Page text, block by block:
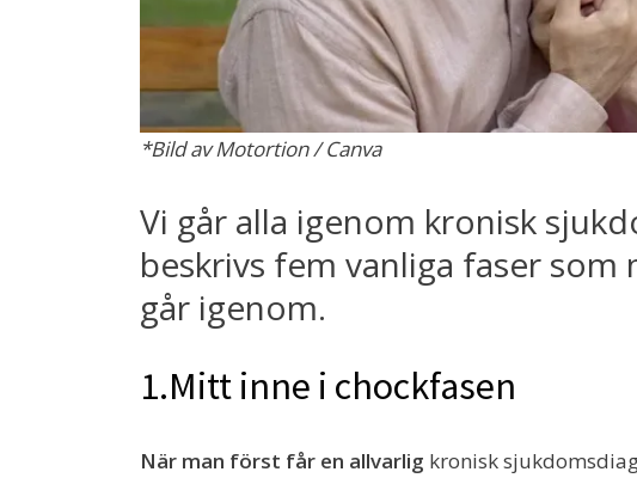
*Bild av Motortion / Canva
Vi går alla igenom kronisk
beskrivs fem vanliga faser som
går igenom.
1.Mitt inne i chockfasen
När man först får en allvarlig kronisk